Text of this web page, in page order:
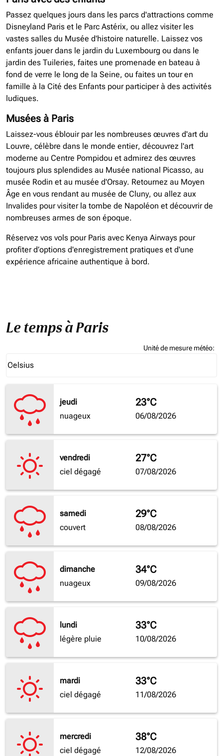
Passez quelques jours dans les parcs d'attractions comme
Disneyland Paris et le Parc Astérix, ou allez visiter les
vastes salles du Musée d'histoire naturelle. Laissez vos
enfants jouer dans le jardin du Luxembourg ou dans le
jardin des Tuileries, faites une promenade en bateau à
fond de verre le long de la Seine, ou faites un tour en
famille à la Cité des Enfants pour participer à des activités
ludiques.
Musées à Paris
Laissez-vous éblouir par les nombreuses œuvres d'art du
Louvre, célèbre dans le monde entier, découvrez l'art
moderne au Centre Pompidou et admirez des œuvres
toujours plus splendides au Musée national Picasso, au
musée Rodin et au musée d'Orsay. Retournez au Moyen
Âge en vous rendant au musée de Cluny, ou allez aux
Invalides pour visiter la tombe de Napoléon et découvrir de
nombreuses armes de son époque.
Réservez vos vols pour Paris avec Kenya Airways pour
profiter d’options d'enregistrement pratiques et d'une
expérience africaine authentique à bord.
Le temps à Paris
Unité de mesure météo:
Celsius
keyboard_arrow_down
jeudi
nuageux
23°C
06/08/2026
vendredi
ciel dégagé
27°C
07/08/2026
samedi
couvert
29°C
08/08/2026
dimanche
nuageux
34°C
09/08/2026
lundi
légère pluie
33°C
10/08/2026
mardi
ciel dégagé
33°C
11/08/2026
mercredi
ciel dégagé
38°C
12/08/2026